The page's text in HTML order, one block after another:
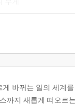
결의 순서
기본 감각
에서 원인까지의 길
게 바뀌는 일의 세계
까지 새롭게 떠오르